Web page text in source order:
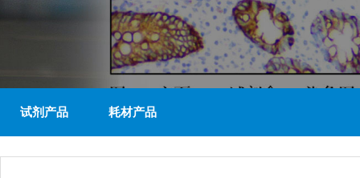
试剂产品 耗材产品